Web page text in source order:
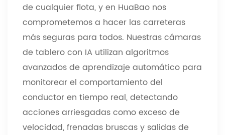
de cualquier flota, y en HuaBao nos
comprometemos a hacer las carreteras
más seguras para todos. Nuestras cámaras
de tablero con IA utilizan algoritmos
avanzados de aprendizaje automático para
monitorear el comportamiento del
conductor en tiempo real, detectando
acciones arriesgadas como exceso de
velocidad, frenadas bruscas y salidas de